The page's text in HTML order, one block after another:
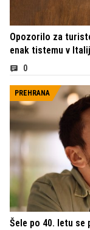
Opozorilo za
enak tistemu v
0
PREHRANA
Šele po 40. letu se